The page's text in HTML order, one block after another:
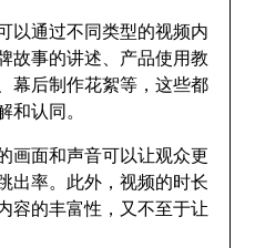
以通过不同类型的视频内
故事的讲述、产品使用教
幕后制作花絮等，这些都
认同。
画面和声音可以让观众更
出率。此外，视频的时长
容的丰富性，又不至于让